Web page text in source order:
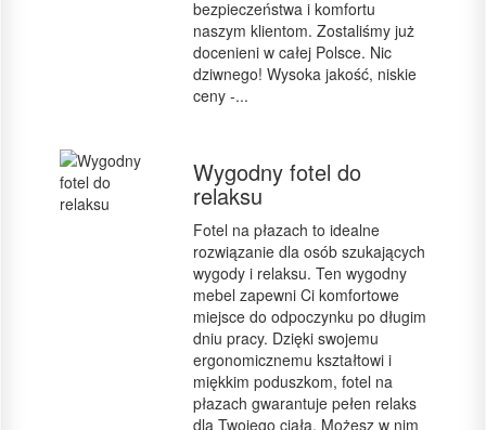
bezpieczeństwa i komfortu
naszym klientom. Zostaliśmy już
docenieni w całej Polsce. Nic
dziwnego! Wysoka jakość, niskie
ceny -...
Wygodny fotel do
relaksu
Fotel na płazach to idealne
rozwiązanie dla osób szukających
wygody i relaksu. Ten wygodny
mebel zapewni Ci komfortowe
miejsce do odpoczynku po długim
dniu pracy. Dzięki swojemu
ergonomicznemu kształtowi i
miękkim poduszkom, fotel na
płazach gwarantuje pełen relaks
dla Twojego ciała. Możesz w nim